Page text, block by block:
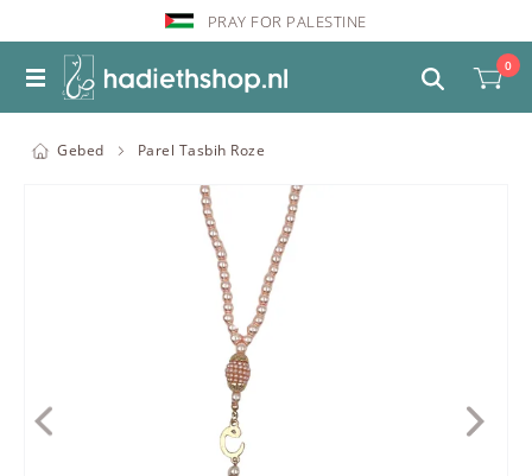
PRAY FOR PALESTINE
0
Gebed Parel Tasbih Roze